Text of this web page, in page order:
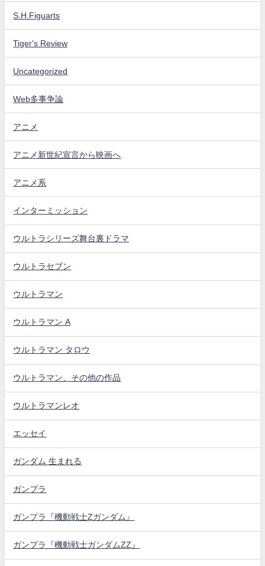
S.H.Figuarts
Tiger's Review
Uncategorized
Web多事争論
アニメ
アニメ新世紀宣言から映画へ
アニメ系
インターミッション
ウルトラシリーズ舞台裏ドラマ
ウルトラセブン
ウルトラマン
ウルトラマン A
ウルトラマン タロウ
ウルトラマン、その他の作品
ウルトラマンレオ
エッセイ
ガンダム 生まれる
ガンプラ
ガンプラ『機動戦士Zガンダム』
ガンプラ『機動戦士ガンダムZZ』